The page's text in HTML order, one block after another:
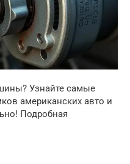
Узнайте самые
американских авто и
Подробная